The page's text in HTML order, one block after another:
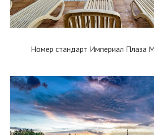
Номер стандарт Империал Плаза